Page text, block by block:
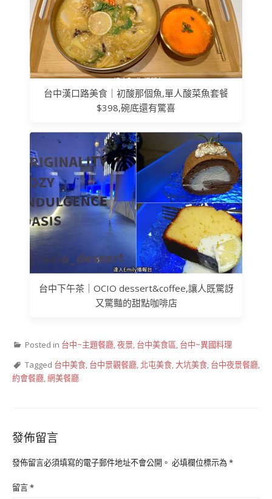
台中漢口路美食｜初酸那個魚,單人酸菜魚套餐
$398,碗底還有驚喜
台中下午茶｜OCIO dessert&coffee,讓人既驚訝
又驚豔的甜點咖啡店
Posted in 台中~主題餐廳,夜景, 台中美食區, 台中~異國料理
Tagged 台中美食, 台中景觀餐廳,北屯美食,大坑美食, 台中夜景餐廳,
約會餐廳,網美餐廳
發佈留言
發佈留言必須填寫的電子郵件地址不會公開。 必填欄位標示為*
留言*